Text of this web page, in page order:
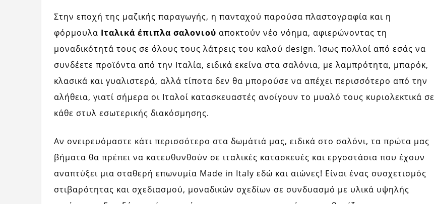
Στην εποχή της μαζικής παραγωγής, η πανταχού παρούσα πλαστογραφία και η
φόρμουλα Ιταλικά έπιπλα σαλονιού αποκτούν νέο νόημα, αφιερώνοντας τη
μοναδικότητά τους σε όλους τους λάτρεις του καλού design. Ίσως πολλοί από εσάς να
συνδέετε προϊόντα από την Ιταλία, ειδικά εκείνα στα σαλόνια, με λαμπρότητα, μπαρόκ,
κλασικά και γυαλιστερά, αλλά τίποτα δεν θα μπορούσε να απέχει περισσότερο από την
αλήθεια, γιατί σήμερα οι Ιταλοί κατασκευαστές ανοίγουν το μυαλό τους κυριολεκτικά σε
κάθε στυλ εσωτερικής διακόσμησης.
Αν ονειρευόμαστε κάτι περισσότερο στα δωμάτιά μας, ειδικά στο σαλόνι, τα πρώτα μας
βήματα θα πρέπει να κατευθυνθούν σε ιταλικές κατασκευές και εργοστάσια που έχουν
αναπτύξει μια σταθερή επωνυμία Made in Italy εδώ και αιώνες! Είναι ένας συσχετισμός
στιβαρότητας και σχεδιασμού, μοναδικών σχεδίων σε συνδυασμό με υλικά υψηλής